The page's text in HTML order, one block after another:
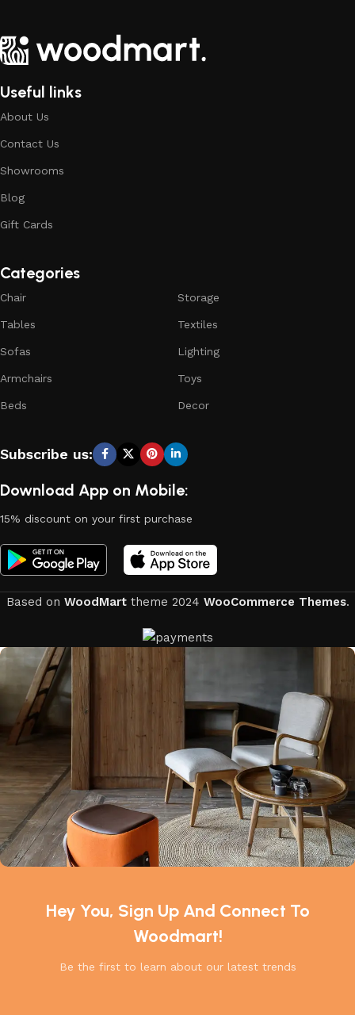
Useful links
About Us
Contact Us
Showrooms
Blog
Gift Cards
Categories
Chair
Tables
Sofas
Armchairs
Beds
Storage
Textiles
Lighting
Toys
Decor
Subscribe us:
Download App on Mobile:
15% discount on your first purchase
Based on WoodMarttheme 2024 WooCommerce Themes.
Hey You, Sign Up And Connect To
Woodmart!
Be the first to learn about our latest trends